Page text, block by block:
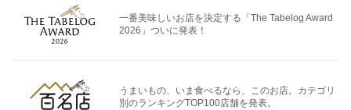
一番美味しいお店を決定する「The Tabelog Award
2026」ついに発表！
うまいもの、いま食べるなら、このお店。カテゴリ
別のランキングTOP100店舗を発表。